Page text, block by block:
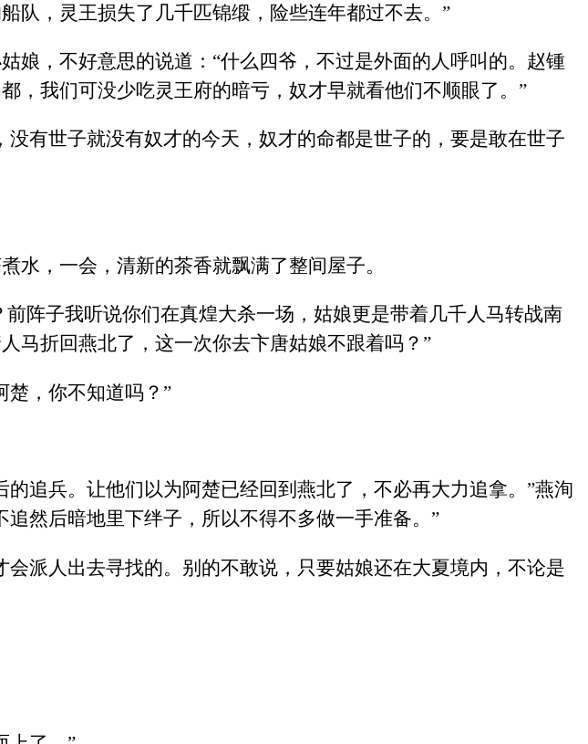
队，灵王损失了几千匹锦缎，险些连年都过不去。”
娘，不好意思的说道：“什么四爷，不过是外面的人呼叫的。赵锺
，我们可没少吃灵王府的暗亏，奴才早就看他们不顺眼了。”
有世子就没有奴才的今天，奴才的命都是世子的，要是敢在世子
水，一会，清新的茶香就飘满了整间屋子。
阵子我听说你们在真煌大杀一场，姑娘更是带着几千人马转战南
马折回燕北了，这一次你去卞唐姑娘不跟着吗？”
楚，你不知道吗？”
追兵。让他们以为阿楚已经回到燕北了，不必再大力追拿。”燕洵
然后暗地里下绊子，所以不得不多做一手准备。”
派人出去寻找的。别的不敢说，只要姑娘还在大夏境内，不论是